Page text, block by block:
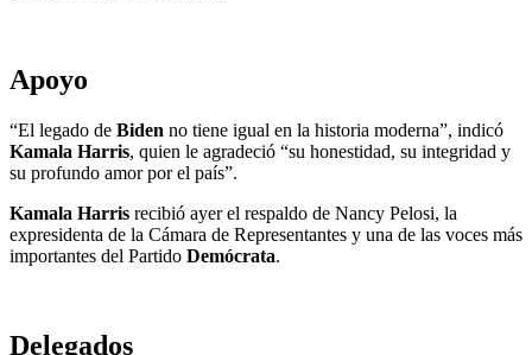
Apoyo
“El legado de Biden no tiene igual en la historia moderna”, indicó
Kamala Harris, quien le agradeció “su honestidad, su integridad y
su profundo amor por el país”.
Kamala Harris recibió ayer el respaldo de Nancy Pelosi, la
expresidenta de la Cámara de Representantes y una de las voces más
importantes del Partido Demócrata.
Delegados